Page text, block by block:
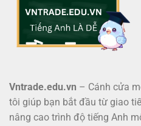
Vntrade.edu.vn – Cánh cửa
tôi giúp bạn bắt đầu từ giao
nâng cao trình độ tiếng Anh